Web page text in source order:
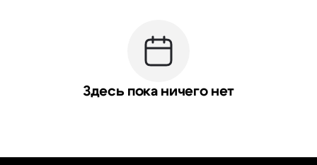
Здесь пока ничего нет